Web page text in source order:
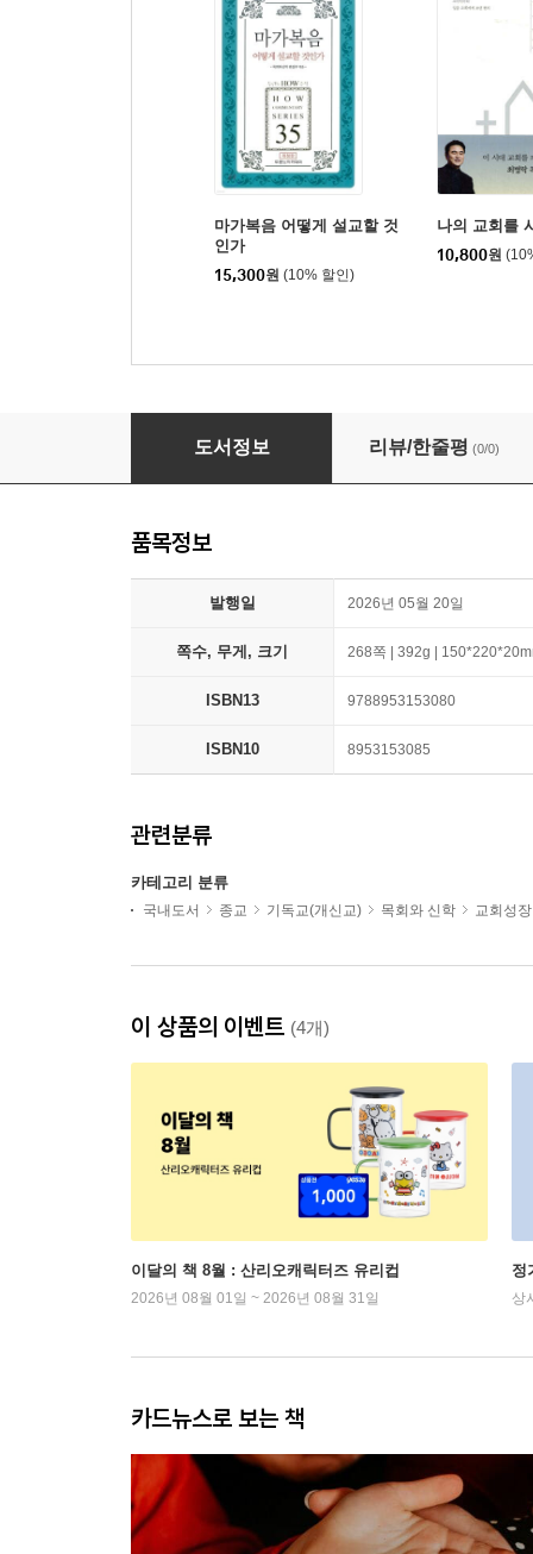
마가복음 어떻게 설교할 것
인가
15,300원 (10% 할인)
나의 교회를
10,800원
가장 오래된 새 교회, 가정교회
도서정보 리뷰/한줄평 (0/0)
품목정보
발행일 2026년 05월 20일
쪽수, 무게, 크기 268쪽 | 392g |
ISBN13 9788953153080
ISBN10 8953153085
관련분류
카테고리 분류
국내도서 종교 기독교(개신교) 목회와 신학 교회성장
이 상품의 이벤트 (4개)
이달의 책 8월 : 산리오캐릭터즈 유리컵
2026년 08월 01일 ~ 2026년 08월 31일
정
상
카드뉴스로 보는 책